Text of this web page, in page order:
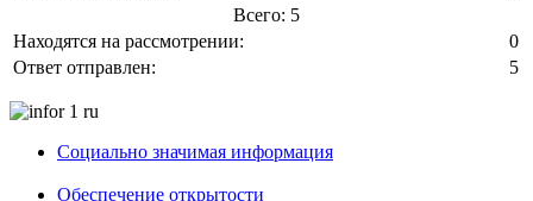
Всего: 5
Находятся на рассмотрении:
0
Ответ отправлен:
5
Социально значимая информация
Обеспечение открытости